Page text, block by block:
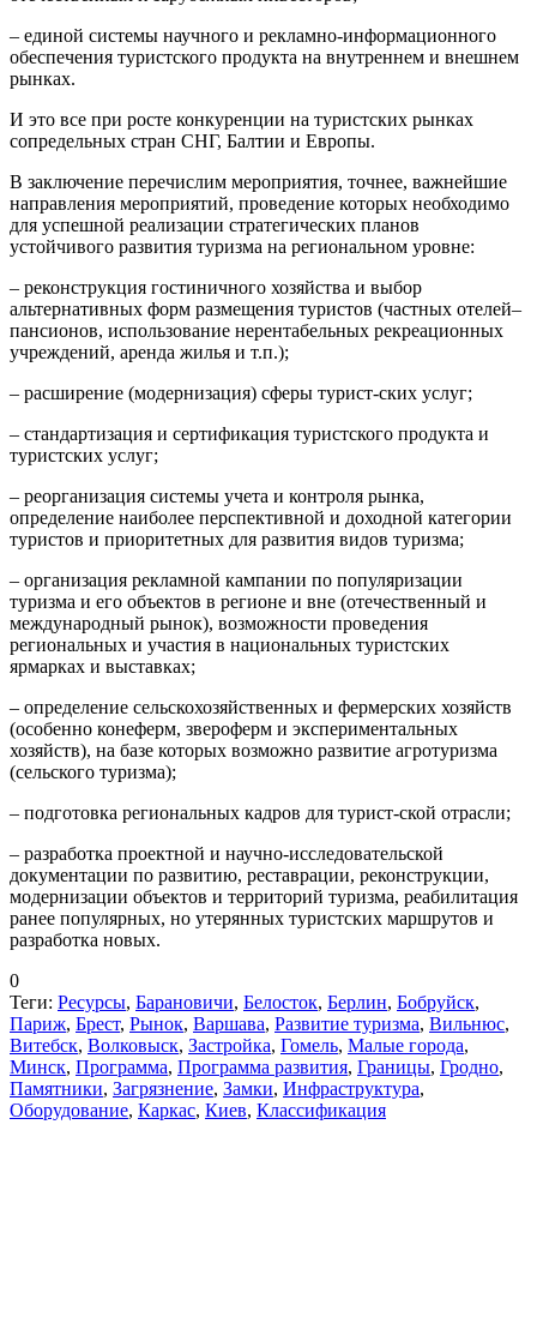
– единой системы научного и рекламно-информационного
обеспечения туристского продукта на внутреннем и внешнем
рынках.
И это все при росте конкуренции на туристских рынках
сопредельных стран СНГ, Балтии и Европы.
В заключение перечислим мероприятия, точнее, важнейшие
направления мероприятий, проведение которых необходимо
для успешной реализации стратегических планов
устойчивого развития туризма на региональном уровне:
– реконструкция гостиничного хозяйства и выбор
альтернативных форм размещения туристов (частных отелей–
пансионов, использование нерентабельных рекреационных
учреждений, аренда жилья и т.п.);
– расширение (модернизация) сферы турист-ских услуг;
– стандартизация и сертификация туристского продукта и
туристских услуг;
– реорганизация системы учета и контроля рынка,
определение наиболее перспективной и доходной категории
туристов и приоритетных для развития видов туризма;
– организация рекламной кампании по популяризации
туризма и его объектов в регионе и вне (отечественный и
международный рынок), возможности проведения
региональных и участия в национальных туристских
ярмарках и выставках;
– определение сельскохозяйственных и фермерских хозяйств
(особенно конеферм, звероферм и экспериментальных
хозяйств), на базе которых возможно развитие агротуризма
(сельского туризма);
– подготовка региональных кадров для турист-ской отрасли;
– разработка проектной и научно-исследовательской
документации по развитию, реставрации, реконструкции,
модернизации объектов и территорий туризма, реабилитация
ранее популярных, но утерянных туристских маршрутов и
разработка новых.
0
Теги: Ресурсы, Барановичи, Белосток, Берлин, Бобруйск,
Париж, Брест, Рынок, Варшава, Развитие туризма, Вильнюс,
Витебск, Волковыск, Застройка, Гомель, Малые города,
Минск, Программа, Программа развития, Границы, Гродно,
Памятники, Загрязнение, Замки, Инфраструктура,
Оборудование, Каркас, Киев, Классификация